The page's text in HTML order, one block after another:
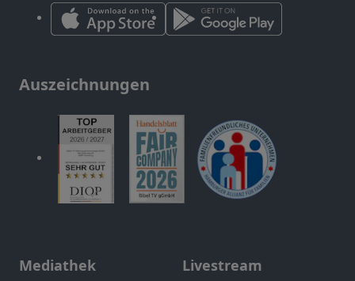
Auszeichnungen
Mediathek Livestream